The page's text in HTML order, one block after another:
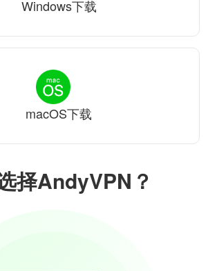
择AndyVPN？
Windows下载
macOS下载